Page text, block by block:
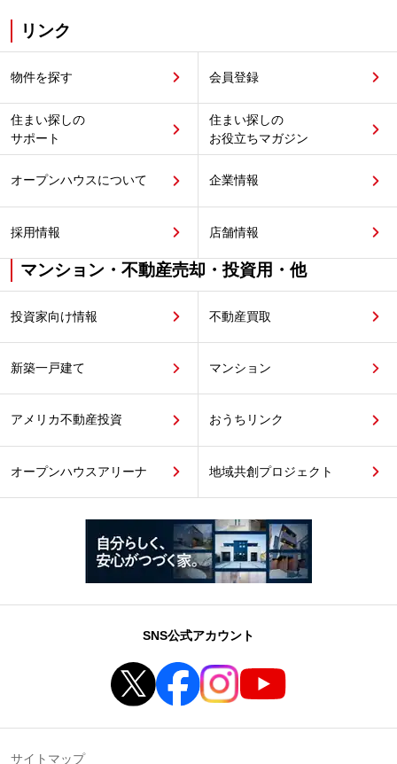
リンク
物件を探す 会員登録
住まい探しの
サポート
住まい探しの
お役立ちマガジン
オープンハウスについて 企業情報
採用情報 店舗情報
マンション・不動産売却・投資用・他
投資家向け情報 不動産買取
新築一戸建て マンション
アメリカ不動産投資 おうちリンク
オープンハウスアリーナ 地域共創プロジェクト
SNS公式アカウント
サイトマップ